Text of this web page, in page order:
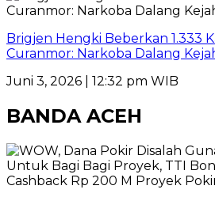
Brigjen Hengki Beberkan 1.333
Curanmor: Narkoba Dalang
Juni 3, 2026 | 12:32 pm WIB
BANDA ACEH